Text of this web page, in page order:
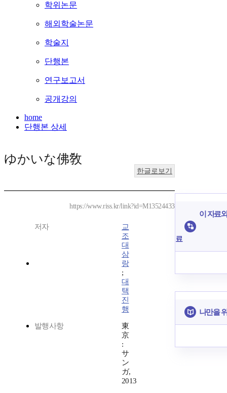
학위논문
해외학술논문
학술지
단행본
연구보고서
공개강의
home
단행본 상세
ゆかいな佛敎
한글로보기
https://www.riss.kr/link?id=M13524433
저자
교
조
대
삼
랑
;
대
택
진
행
발행사항
東
京
:
サ
ン
ガ,
2013
이 자료
료
나만을